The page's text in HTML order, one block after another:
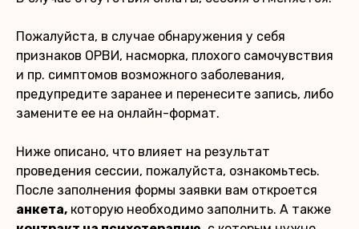
Пожалуйста, в случае обнаружения у себя
признаков ОРВИ, насморка, плохого самочувствия
и пр. симптомов возможного заболевания,
предупредите заранее и перенесите запись, либо
замените ее на онлайн-формат.
Ниже описано, что влияет на результат
проведения сессии, пожалуйста, ознакомьтесь.
После заполнения формы заявки вам откроется
анкета, которую необходимо заполнить. А также